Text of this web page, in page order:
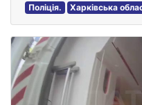
Поліція. Харківська